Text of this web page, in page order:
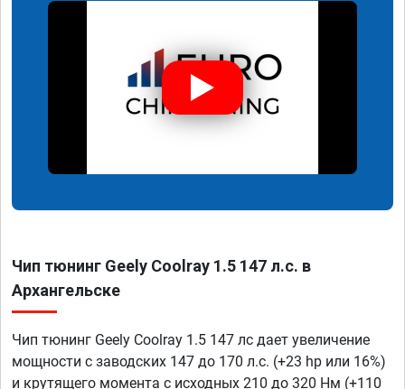
Чип тюнинг Geely Coolray 1.5 147 л.с. в
Архангельске
Чип тюнинг Geely Coolray 1.5 147 лс дает увеличение
мощности с заводских 147 до 170 л.с. (+23 hp или 16%)
и крутящего момента с исходных 210 до 320 Нм (+110